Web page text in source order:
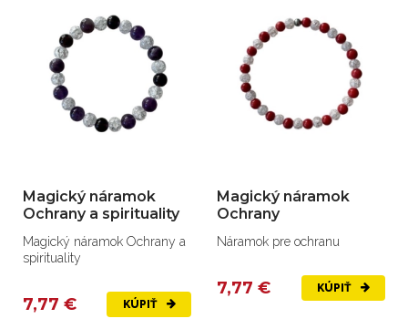
Magický náramok
Ochrany a spirituality
Magický náramok Ochrany a
spirituality
7,77 € KÚPIŤ
Magický náramok
Ochrany
Náramok pre ochranu
7,77 € KÚPIŤ